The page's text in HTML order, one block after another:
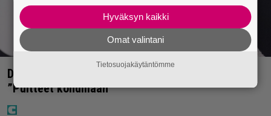
Diandra julkaisi upeita kuvia Helsingistä –
”Puitteet kohdillaan”
Hyväksyn kaikki
Omat valintani
Tietosuojakäytäntömme